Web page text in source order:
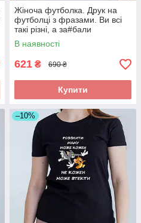
Жіноча футболка. Друк на
футболці з фразами. Ви всі
такі різні, а за#бали
однаково.
В наявності
621 ₴ 690 ₴
Купити
–10%